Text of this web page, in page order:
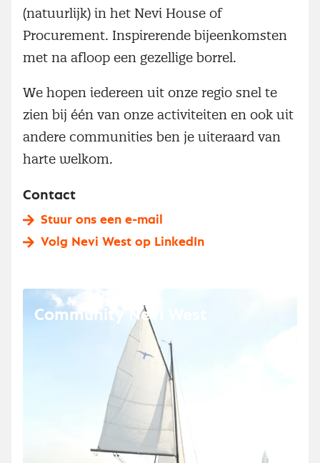
(natuurlijk) in het Nevi House of
Procurement. Inspirerende bijeenkomsten
met na afloop een gezellige borrel.
We hopen iedereen uit onze regio snel te
zien bij één van onze activiteiten en ook uit
andere communities ben je uiteraard van
harte welkom.
Contact
Stuur ons een e-mail
Volg Nevi West op LinkedIn
Community Nevi West